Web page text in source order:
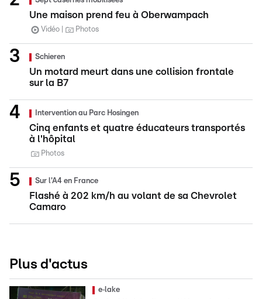
Une maison prend feu à Oberwampach
Vidéo Photos
Schieren
Un motard meurt dans une collision frontale
sur la B7
Intervention au Parc Hosingen
Cinq enfants et quatre éducateurs transportés
à l'hôpital
Photos
Sur l'A4 en France
Flashé à 202 km/h au volant de sa Chevrolet
Camaro
Plus d'actus
e‑lake